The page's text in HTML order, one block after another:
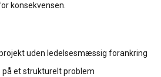
konsekvensen.
uden ledelsesmæssig forankring
på et strukturelt problem